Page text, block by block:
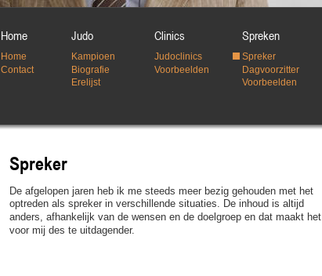
Spreker
De afgelopen jaren heb ik me steeds meer bezig gehouden met het
optreden als spreker in verschillende situaties. De inhoud is altijd
anders, afhankelijk van de wensen en de doelgroep en dat maakt het
voor mij des te uitdagender.
Judo
Kampioen
Biografie
Erelijst
Spreken
Spreker
Dagvoorzitter
Voorbeelden
Home
Home
Contact
Clinics
Judoclinics
Voorbeelden